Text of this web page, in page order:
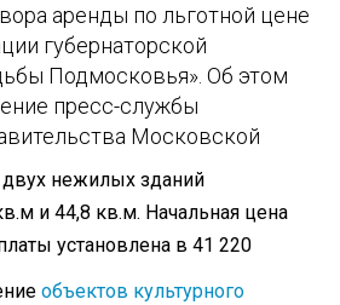
аренды по льготной цене
губернаторской
Подмосковья». Об этом
пресс-службы
Московской
двух нежилых зданий
и 44,8 кв.м. Начальная цена
установлена в 41 220
объектов культурного